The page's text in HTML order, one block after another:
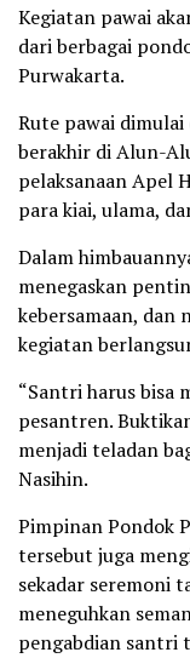
Kegiatan pawai
dari berbagai
Purwakarta.
Rute pawai
berakhir di Alun-
pelaksanaan Apel
para kiai, ulama,
Dalam
menegaskan
kebersamaan,
kegiatan
“Santri harus bisa
pesantren.
menjadi teladan
Nasihin.
Pimpinan Pondok
tersebut juga
sekadar seremoni
meneguhkan
pengabdian santri